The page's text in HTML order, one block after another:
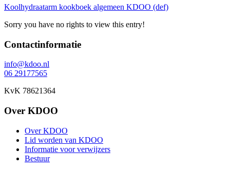
Koolhydraatarm kookboek algemeen KDOO (def)
Sorry you have no rights to view this entry!
Footer
Contactinformatie
info@kdoo.nl
06 29177565
KvK 78621364
Over KDOO
Over KDOO
Lid worden van KDOO
Informatie voor verwijzers
Bestuur